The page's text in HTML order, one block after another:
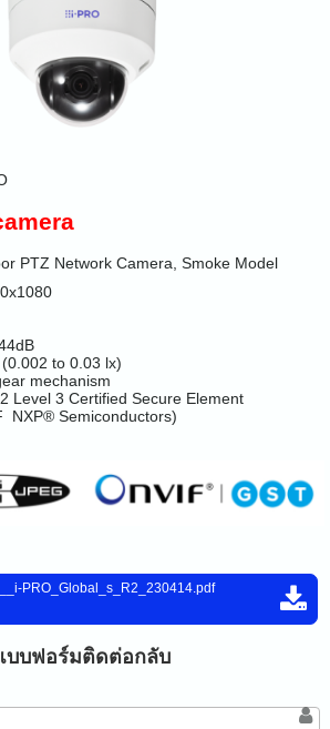
PTZ Network Camera, Smoke Model
to 0.03 lx)
mechanism
Level 3 Certified Secure Element
NXP® Semiconductors)
PRO_Global_s_R2_230414.pdf
บบฟอร์มติดต่อกลับ